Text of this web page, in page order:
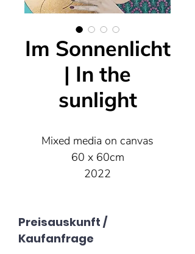
Im Sonnenlicht
| In the
sunlight
Mixed media on canvas
60 x 60cm
2022
Preisauskunft /
Kaufanfrage